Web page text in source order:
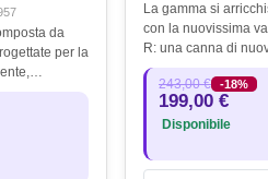
da
per la
rigida,
La gamma si
con la nuovissima
R: una canna di nuova concezione
che introduce una
all’interno della
con disegni e
243,00 € -18%
199,00 €
Disponibile